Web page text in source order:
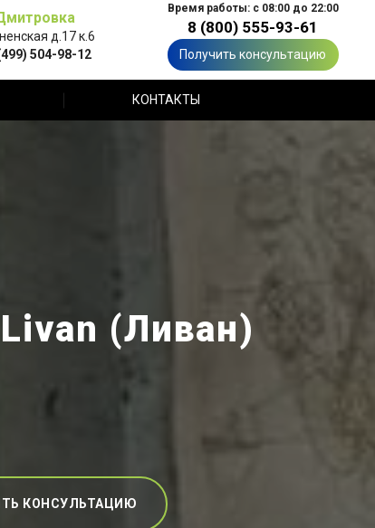
д.17 к.6
504-98-12
Время работы: с 08:00 до 22:00
8 (800) 555-93-61
Получить консультацию
КОНТАКТЫ
(Ливан)
КОНСУЛЬТАЦИЮ